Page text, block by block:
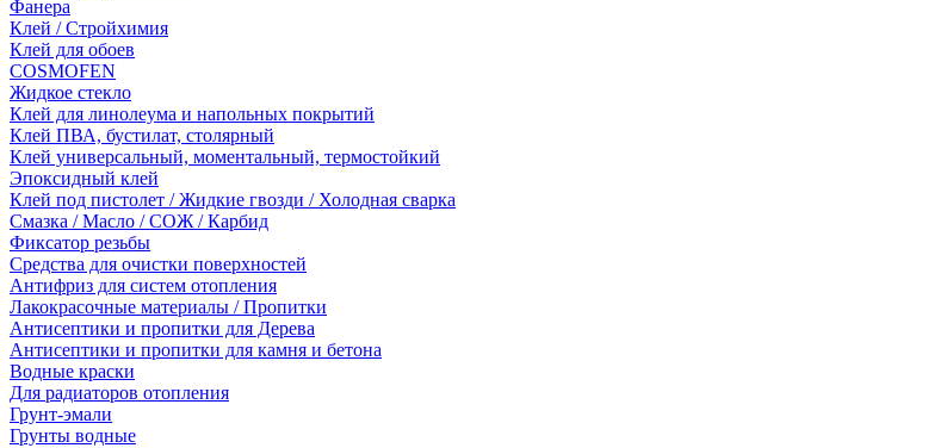
Фанера
Клей / Стройхимия
Клей для обоев
COSMOFEN
Жидкое стекло
Клей для линолеума и напольных покрытий
Клей ПВА, бустилат, столярный
Клей универсальный, моментальный, термостойкий
Эпоксидный клей
Клей под пистолет / Жидкие гвозди / Холодная сварка
Смазка / Масло / СОЖ / Карбид
Фиксатор резьбы
Средства для очистки поверхностей
Антифриз для систем отопления
Лакокрасочные материалы / Пропитки
Антисептики и пропитки для Дерева
Антисептики и пропитки для камня и бетона
Водные краски
Для радиаторов отопления
Грунт-эмали
Грунты водные